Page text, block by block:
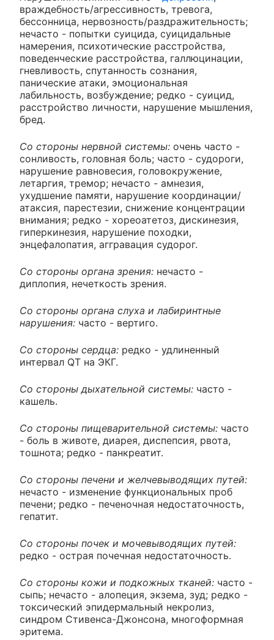
враждебность/агрессивность, тревога,
бессонница, нервозность/раздражительность;
нечасто - попытки суицида, суицидальные
намерения, психотические расстройства,
поведенческие расстройства, галлюцинации,
гневливость, спутанность сознания,
панические атаки, эмоциональная
лабильность, возбуждение; редко - суицид,
расстройство личности, нарушение мышления,
бред.
Со стороны нервной системы: очень часто -
сонливость, головная боль; часто - судороги,
нарушение равновесия, головокружение,
летаргия, тремор; нечасто - амнезия,
ухудшение памяти, нарушение координации/
атаксия, парестезии, снижение концентрации
внимания; редко - хореоатетоз, дискинезия,
гиперкинезия, нарушение походки,
энцефалопатия, аггравация судорог.
Со стороны органа зрения: нечасто -
диплопия, нечеткость зрения.
Со стороны органа слуха и лабиринтные
нарушения: часто - вертиго.
Со стороны сердца: редко - удлиненный
интервал QT на ЭКГ.
Со стороны дыхательной системы: часто -
кашель.
Со стороны пищеварительной системы: часто
- боль в животе, диарея, диспепсия, рвота,
тошнота; редко - панкреатит.
Со стороны печени и желчевыводящих путей:
нечасто - изменение функциональных проб
печени; редко - печеночная недостаточность,
гепатит.
Со стороны почек и мочевыводящих путей:
редко - острая почечная недостаточность.
Со стороны кожи и подкожных тканей: часто -
сыпь; нечасто - алопеция, экзема, зуд; редко -
токсический эпидермальный некролиз,
синдром Стивенса-Джонсона, многоформная
эритема.